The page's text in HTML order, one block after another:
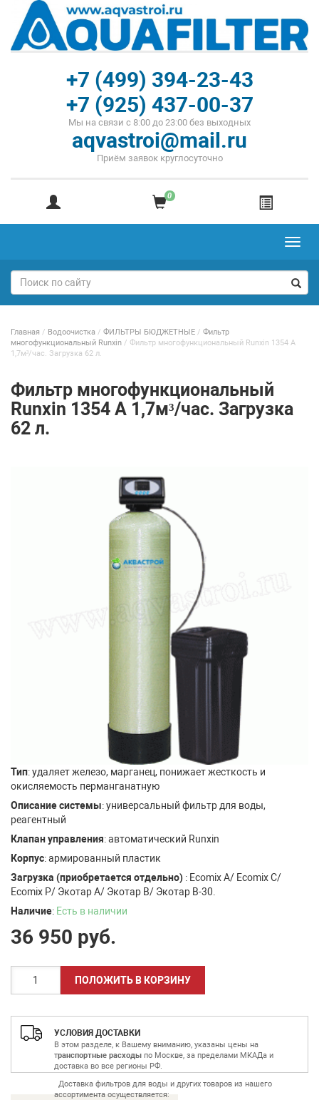
+7 (499) 394-23-43
+7 (925) 437-00-37
Мы на связи с 8:00 до 23:00 без выходных
aqvastroi@mail.ru
Приём заявок круглосуточно
0
Главная / Водоочистка / ФИЛЬТРЫ БЮДЖЕТНЫЕ / Фильтр
многофункциональный Runxin / Фильтр многофункциональный Runxin 1354 А
1,7м³/час. Загрузка 62 л.
Фильтр многофункциональный
Runxin 1354 А 1,7м³/час. Загрузка
62 л.
Тип: удаляет железо, марганец, понижает жесткость и
окисляемость перманганатную
Описание системы: универсальный фильтр для воды,
реагентный
Клапан управления: автоматический Runxin
Корпус: армированный пластик
Загрузка (приобретается отдельно) : Ecomix A/ Ecomix C/
Ecomix P/ Экотар А/ Экотар В/ Экотар В-30.
Наличие: Есть в наличии
36 950 руб.
УСЛОВИЯ ДОСТАВКИ
В этом разделе, к Вашему вниманию, указаны цены на
транспортные расходы по Москве, за пределами МКАДа и
доставка во все регионы РФ.
Доставка фильтров для воды и других товаров из нашего
ассортимента осуществляется: